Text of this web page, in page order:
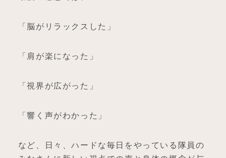
「脳がリラックスした」
「肩が楽になった」
「視界が広がった」
「響く声がわかった」
など、日々、ハードな毎日をやっている隊員の